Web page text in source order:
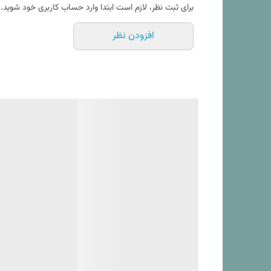
برای ثبت نظر، لازم است ابتدا وارد حساب کاربری خود شوید.
افزودن نظر